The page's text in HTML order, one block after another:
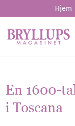
Hjem
En 1600-
i Toscana